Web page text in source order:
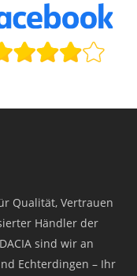
Qualität, Vertrauen
Händler der
sind wir an
Echterdingen – Ihr